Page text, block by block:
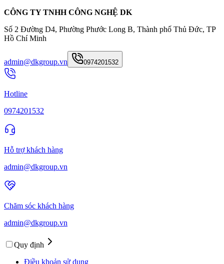
CÔNG TY TNHH CÔNG NGHỆ DK
Số 2 Đường D4, Phường Phước Long B, Thành phố Thủ Đức, TP
Hồ Chí Minh
admin@dkgroup.vn 0974201532
Hotline
0974201532
Hỗ trợ khách hàng
admin@dkgroup.vn
Chăm sóc khách hàng
admin@dkgroup.vn
Quy định
Điều khoản sử dụng